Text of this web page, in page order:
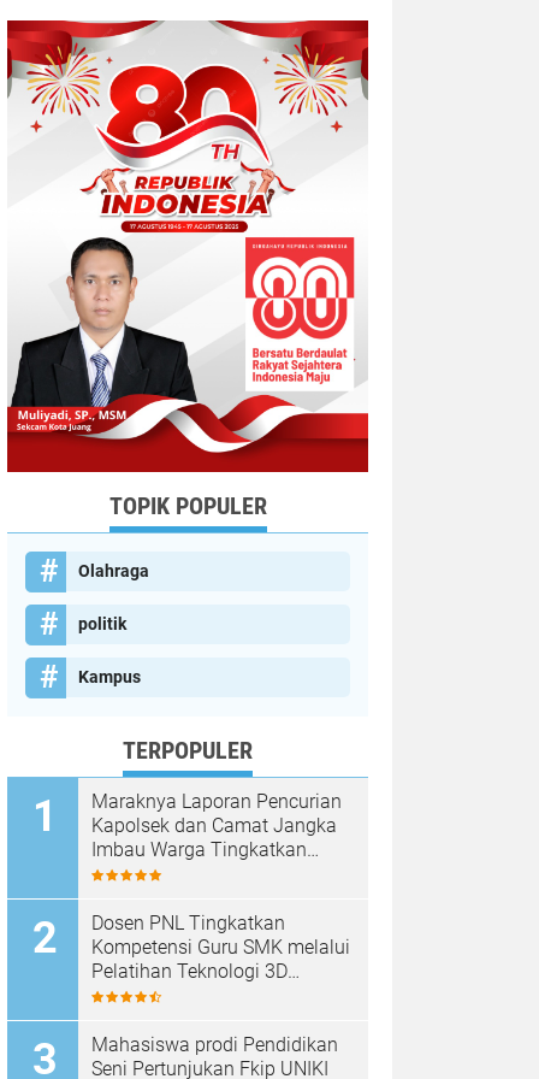
TOPIK POPULER
Olahraga
politik
Kampus
TERPOPULER
Maraknya Laporan Pencurian
Kapolsek dan Camat Jangka
Imbau Warga Tingkatkan
Kewaspadaan
Dosen PNL Tingkatkan
Kompetensi Guru SMK melalui
Pelatihan Teknologi 3D
Printing
Mahasiswa prodi Pendidikan
Seni Pertunjukan Fkip UNIKI